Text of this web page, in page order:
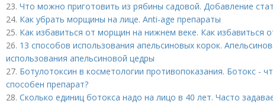
23. Что можно приготовить из рябины садовой. Добавление
24. Как убрать морщины на лице. Anti-age препараты
25. Как избавиться от морщин на нижнем веке. Как избавиться
26. 13 способов использования апельсиновых корок.
использования апельсиновой цедры
27. Ботулотоксин в косметологии противопоказания. Ботокс -
способен препарат?
28. Сколько единиц ботокса надо на лицо в 40 лет. Часто